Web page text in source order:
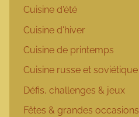
Cuisine d'été
Cuisine d'hiver
Cuisine de printemps
Cuisine russe et soviétique
Défis, challenges & jeux
Fêtes & grandes occasions